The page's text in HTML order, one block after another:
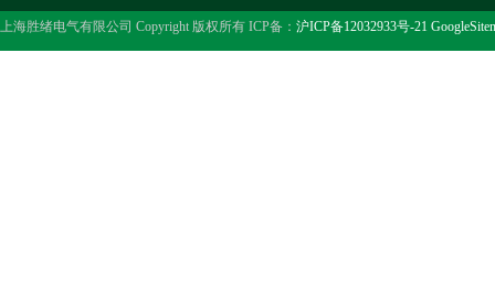
上海胜绪电气有限公司 Copyright 版权所有 ICP备： 沪ICP备12032933号-21